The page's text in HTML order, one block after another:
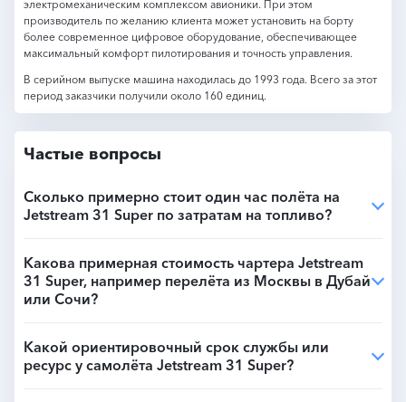
электромеханическим комплексом авионики. При этом
производитель по желанию клиента может установить на борту
более современное цифровое оборудование, обеспечивающее
максимальный комфорт пилотирования и точность управления.
В серийном выпуске машина находилась до 1993 года. Всего за этот
период заказчики получили около 160 единиц.
Частые вопросы
Сколько примерно стоит один час полёта на
Jetstream 31 Super по затратам на топливо?
Какова примерная стоимость чартера Jetstream
31 Super, например перелёта из Москвы в Дубай
или Сочи?
Какой ориентировочный срок службы или
ресурс у самолёта Jetstream 31 Super?